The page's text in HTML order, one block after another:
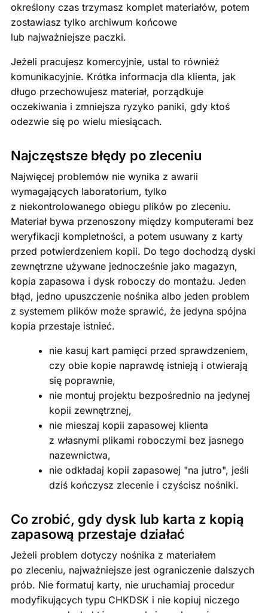
określony czas trzymasz komplet materiałów, potem
zostawiasz tylko archiwum końcowe
lub najważniejsze paczki.
Jeżeli pracujesz komercyjnie, ustal to również
komunikacyjnie. Krótka informacja dla klienta, jak
długo przechowujesz materiał, porządkuje
oczekiwania i zmniejsza ryzyko paniki, gdy ktoś
odezwie się po wielu miesiącach.
Najczęstsze błędy po zleceniu
Najwięcej problemów nie wynika z awarii
wymagających laboratorium, tylko
z niekontrolowanego obiegu plików po zleceniu.
Materiał bywa przenoszony między komputerami bez
weryfikacji kompletności, a potem usuwany z karty
przed potwierdzeniem kopii. Do tego dochodzą dyski
zewnętrzne używane jednocześnie jako magazyn,
kopia zapasowa i dysk roboczy do montażu. Jeden
błąd, jedno upuszczenie nośnika albo jeden problem
z systemem plików może sprawić, że jedyna spójna
kopia przestaje istnieć.
nie kasuj kart pamięci przed sprawdzeniem,
czy obie kopie naprawdę istnieją i otwierają
się poprawnie,
nie montuj projektu bezpośrednio na jedynej
kopii zewnętrznej,
nie mieszaj kopii zapasowej klienta
z własnymi plikami roboczymi bez jasnego
nazewnictwa,
nie odkładaj kopii zapasowej "na jutro", jeśli
dziś kończysz zlecenie i czyścisz nośniki.
Co zrobić, gdy dysk lub karta z kopią
zapasową przestaje działać
Jeżeli problem dotyczy nośnika z materiałem
po zleceniu, najważniejsze jest ograniczenie dalszych
prób. Nie formatuj karty, nie uruchamiaj procedur
modyfikujących typu CHKDSK i nie kopiuj niczego